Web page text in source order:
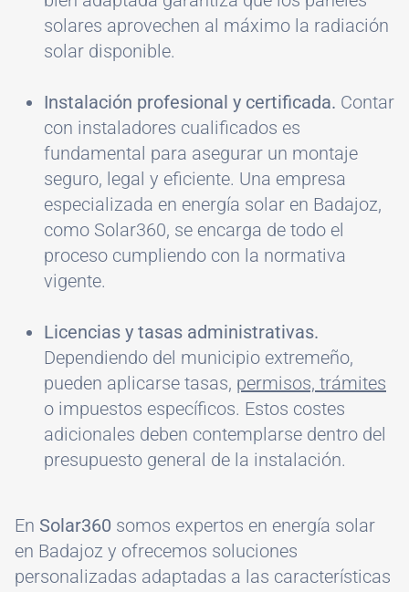
solares aprovechen al máximo la radiación
solar disponible.
Instalación profesional y certificada. Contar
con instaladores cualificados es
fundamental para asegurar un montaje
seguro, legal y eficiente. Una empresa
especializada en energía solar en Badajoz,
como Solar360, se encarga de todo el
proceso cumpliendo con la normativa
vigente.
Licencias y tasas administrativas.
Dependiendo del municipio extremeño,
pueden aplicarse tasas, permisos, trámites
o impuestos específicos. Estos costes
adicionales deben contemplarse dentro del
presupuesto general de la instalación.
En Solar360 somos expertos en energía solar
en Badajoz y ofrecemos soluciones
personalizadas adaptadas a las características